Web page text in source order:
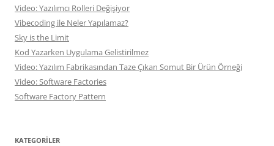
Video: Yazılımcı Rolleri Değişiyor
Vibecoding ile Neler Yapılamaz?
Sky is the Limit
Kod Yazarken Uygulama Gelistirilmez
Video: Yazılım Fabrikasından Taze Çıkan Somut Bir Ürün Örneği
Video: Software Factories
Software Factory Pattern
KATEGORILER